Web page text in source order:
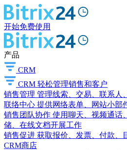
开始免费使用
产品
CRM
CRM 轻松管理销售和客户
销售管理 管理线索、交易、联系人
联络中心 提供网络表单、网站小部
销售团队协作 使用聊天、视频通话
储、在线文档开展工作
销售促进 获取报价、发票、付款、
CRM商店